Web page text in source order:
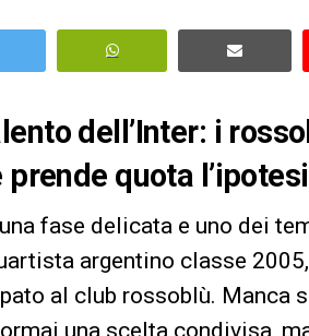
dell’Inter: i
quota
fase delicata e uno dei
argentino classe
al club rossoblù. Manca
una scelta condivisa,